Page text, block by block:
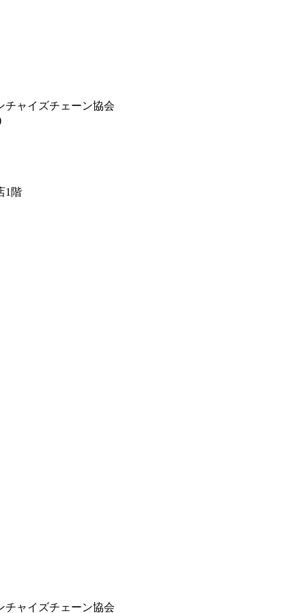
ャイズチェーン協会
1階
ャイズチェーン協会